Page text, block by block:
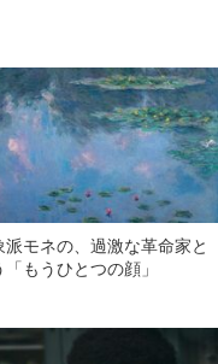
派モネの、過激な革命家と
「もうひとつの顔」